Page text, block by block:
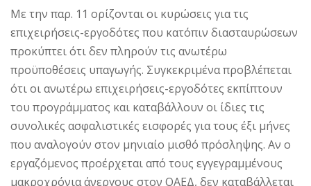
Με την παρ. 11 ορίζονται οι κυρώσεις για τις
επιχειρήσεις-εργοδότες που κατόπιν διασταυρώσεων
προκύπτει ότι δεν πληρούν τις ανωτέρω
προϋποθέσεις υπαγωγής. Συγκεκριμένα προβλέπεται
ότι οι ανωτέρω επιχειρήσεις-εργοδότες εκπίπτουν
του προγράμματος και καταβάλλουν οι ίδιες τις
συνολικές ασφαλιστικές εισφορές για τους έξι μήνες
που αναλογούν στον μηνιαίο μισθό πρόσληψης. Αν ο
εργαζόμενος προέρχεται από τους εγγεγραμμένους
μακροχρόνια άνεργους στον ΟΑΕΔ, δεν καταβάλλεται